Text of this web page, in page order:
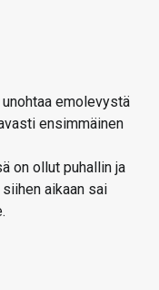
emolevystä
ensimmäinen
on ollut puhallin ja
aikaan sai